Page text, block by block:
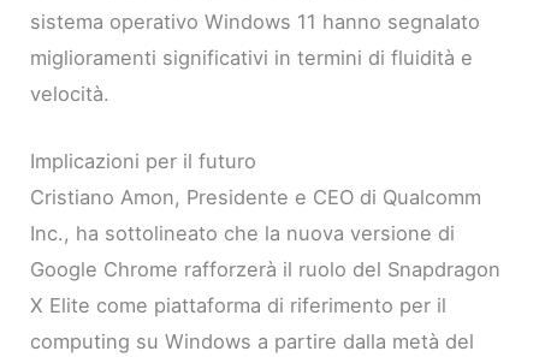
sistema operativo Windows 11 hanno segnalato
miglioramenti significativi in termini di fluidità e
velocità.
Implicazioni per il futuro
Cristiano Amon, Presidente e CEO di Qualcomm
Inc., ha sottolineato che la nuova versione di
Google Chrome rafforzerà il ruolo del Snapdragon
X Elite come piattaforma di riferimento per il
computing su Windows a partire dalla metà del